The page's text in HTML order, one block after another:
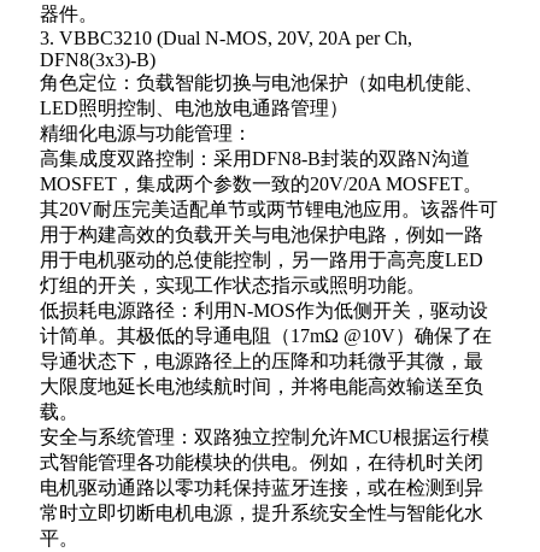
器件。
3. VBBC3210 (Dual N-MOS, 20V, 20A per Ch,
DFN8(3x3)-B)
角色定位：负载智能切换与电池保护（如电机使能、
LED照明控制、电池放电通路管理）
精细化电源与功能管理：
高集成度双路控制：采用DFN8-B封装的双路N沟道
MOSFET，集成两个参数一致的20V/20A MOSFET。
其20V耐压完美适配单节或两节锂电池应用。该器件可
用于构建高效的负载开关与电池保护电路，例如一路
用于电机驱动的总使能控制，另一路用于高亮度LED
灯组的开关，实现工作状态指示或照明功能。
低损耗电源路径：利用N-MOS作为低侧开关，驱动设
计简单。其极低的导通电阻（17mΩ @10V）确保了在
导通状态下，电源路径上的压降和功耗微乎其微，最
大限度地延长电池续航时间，并将电能高效输送至负
载。
安全与系统管理：双路独立控制允许MCU根据运行模
式智能管理各功能模块的供电。例如，在待机时关闭
电机驱动通路以零功耗保持蓝牙连接，或在检测到异
常时立即切断电机电源，提升系统安全性与智能化水
平。